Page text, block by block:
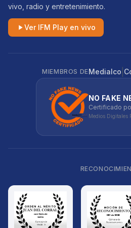
vivo, radio y entretenimiento.
Ver IFM Play en vivo
MIEMBROS DEMedialco
NO FAKE
Certificado
Medios Digitales